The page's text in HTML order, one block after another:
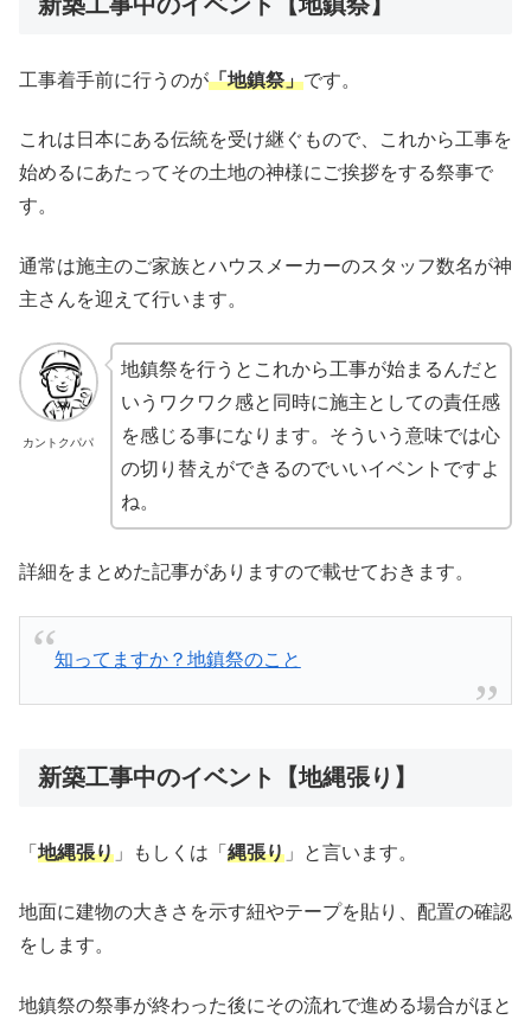
工事着手前に行うのが「地鎮祭」です。
これは日本にある伝統を受け継ぐもので、これから工事を
始めるにあたってその土地の神様にご挨拶をする祭事で
す。
通常は施主のご家族とハウスメーカーのスタッフ数名が神
主さんを迎えて行います。
カントクパパ
地鎮祭を行うとこれから工事が始まるんだと
いうワクワク感と同時に施主としての責任感
を感じる事になります。そういう意味では心
の切り替えができるのでいいイベントですよ
ね。
詳細をまとめた記事がありますので載せておきます。
知ってますか？地鎮祭のこと
新築工事中のイベント【地縄張り】
「 地縄張り 」もしくは「 縄張り 」と言います。
地面に建物の大きさを示す紐やテープを貼り、配置の確認
をします。
地鎮祭の祭事が終わった後にその流れで進める場合がほと